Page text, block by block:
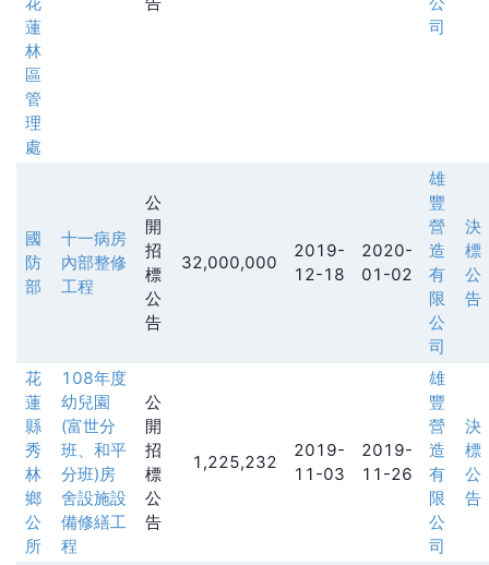
蓮
林
區
管
理
處
司
國
防
部
十一病房
內部整修
工程
公
開
招
標
公
告
32,000,000
2019-
12-18
2020-
01-02
雄
豐
營
造
有
限
公
司
決
標
公
告
花
蓮
縣
秀
林
鄉
公
所
108年度
幼兒園
(富世分
班、和平
分班)房
舍設施設
備修繕工
程
公
開
招
標
公
告
1,225,232
2019-
11-03
2019-
11-26
雄
豐
營
造
有
限
公
司
決
標
公
告